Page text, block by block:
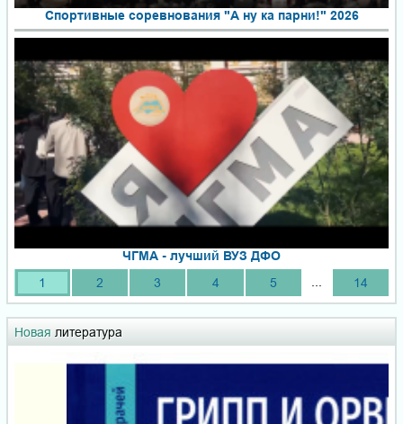
Спортивные соревнования "А ну ка парни!" 2026
ЧГМА - лучший ВУЗ ДФО
1
2 3 4 5 14
Новая литература